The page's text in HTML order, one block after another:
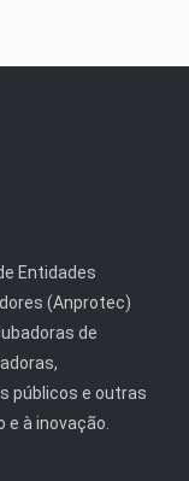
Entidades
(Anprotec)
de
públicos e outras
à inovação.